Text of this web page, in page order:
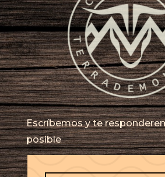
Escríbemos y te
posible